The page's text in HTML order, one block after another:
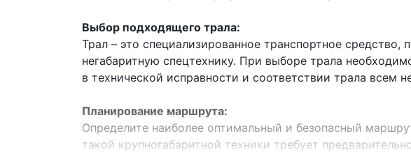
Выбор подходящего трала:
Трал – это специализированное транспортное средство,
негабаритную спецтехнику. При выборе трала
в технической исправности и соответствии трала всем
Планирование маршрута:
Определите наиболее оптимальный и безопасный
такой крупногабаритной техники требует